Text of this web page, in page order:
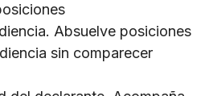
Absuelve posiciones
sin comparecer